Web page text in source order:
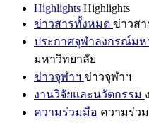
Highlights Highlights
ข่าวสารทั้งหมด ข่าวส
ประกาศจุฬาลงกรณ์มห
มหาวิทยาลัย
ข่าวจุฬาฯ ข่าวจุฬาฯ
งานวิจัยและนวัตกรรม
ความร่วมมือ ความร่ว